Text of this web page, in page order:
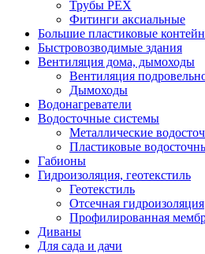
Трубы PEX
Фитинги аксиальные
Большие пластиковые
Быстровозводимые здания
Вентиляция дома, дымоходы
Вентиляция
Дымоходы
Водонагреватели
Водосточные системы
Металлические
Пластиковые
Габионы
Гидроизоляция, геотекстиль
Геотекстиль
Отсечная гидроизоляция
Профилированная
Диваны
Для сада и дачи